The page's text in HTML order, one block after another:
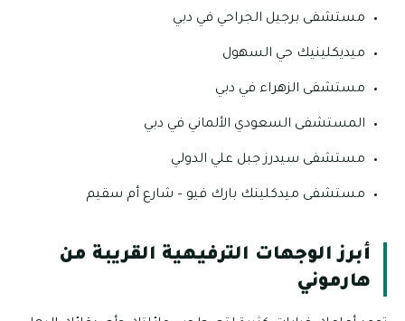
مستشفى برجيل الجراحي في دبي
ميديكلينيك حي السهول
مستشفى الزهراء في دبي
المستشفى السعودي الألماني في دبي
مستشفى سيدرز جبل علي الدولي
مستشفى ميدكلينك بارك فيو – شارع أم سقيم
أبرز الوجهات الترفيهية القريبة من
هارموني